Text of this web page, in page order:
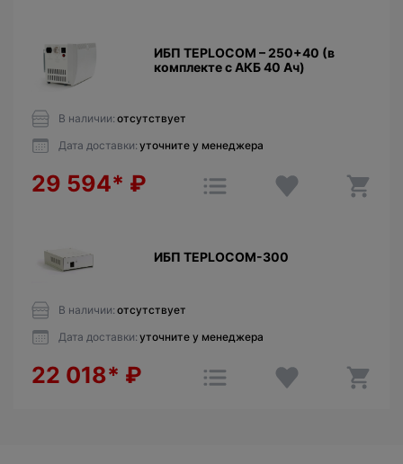
ИБП TEPLOCOM – 250+40 (в
комплекте с АКБ 40 Ач)
В наличии: отсутствует
Дата доставки: уточните у менеджера
29 594* ₽
ИБП TEPLOCOM-300
В наличии: отсутствует
Дата доставки: уточните у менеджера
22 018* ₽